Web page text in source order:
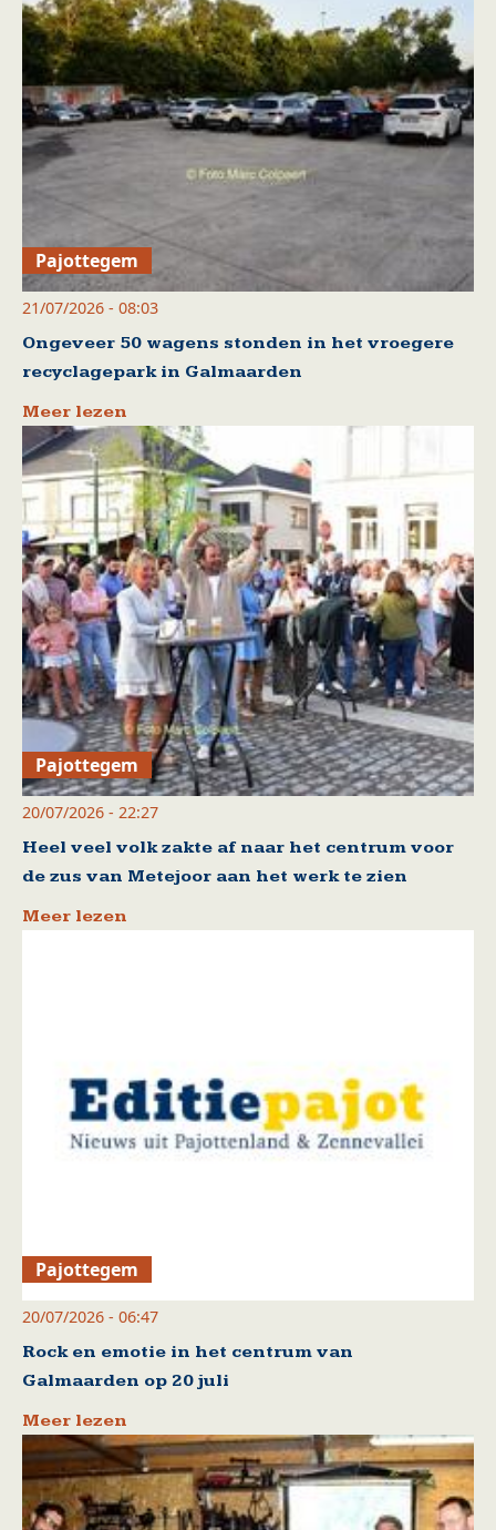
Pajottegem
21/07/2026 - 08:03
Ongeveer 50 wagens stonden in het vroegere
recyclagepark in Galmaarden
Meer lezen
Pajottegem
20/07/2026 - 22:27
Heel veel volk zakte af naar het centrum voor
de zus van Metejoor aan het werk te zien
Meer lezen
Pajottegem
20/07/2026 - 06:47
Rock en emotie in het centrum van
Galmaarden op 20 juli
Meer lezen